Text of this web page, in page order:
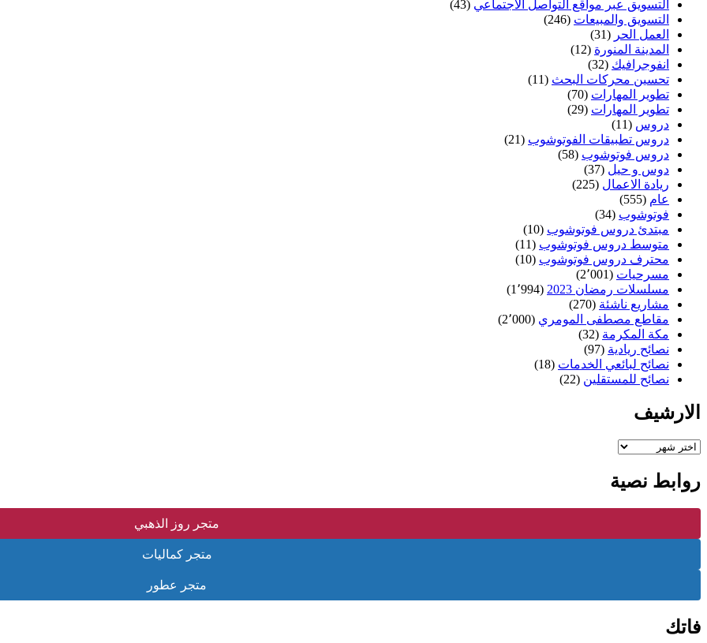
التسويق عبر مواقع التواصل الاجتماعي (43)
التسويق والمبيعات (246)
العمل الحر (31)
المدينة المنورة (12)
انفوجرافيك (32)
تحسين محركات البحث (11)
تطوير المهارات (70)
تطوير المهارات (29)
دروس (11)
دروس تطبيقات الفوتوشوب (21)
دروس فوتوشوب (58)
دوس و حيل (37)
ريادة الاعمال (225)
عام (555)
فوتوشوب (34)
مبتدئ دروس فوتوشوب (10)
متوسط دروس فوتوشوب (11)
محترف دروس فوتوشوب (10)
مسرحيات (2٬001)
مسلسلات رمضان 2023
(1٬994)
مشاريع ناشئة (270)
مقاطع مصطفى المومري (2٬000)
مكة المكرمة (32)
نصائح ريادية (97)
نصائح لبائعي الخدمات (18)
نصائح للمستقلين (22)
الارشيف
الارشيف
روابط نصية
متجر روز الذهبي
متجر كماليات
متجر عطور
فاتك